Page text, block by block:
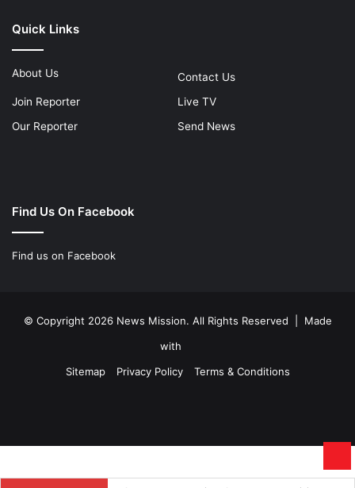
Quick Links
About Us
Contact Us
Join Reporter
Live TV
Our Reporter
Send News
Find Us On Facebook
Find us on Facebook
© Copyright 2026 News Mission. All Rights Reserved | Made
with
Sitemap
Privacy Policy Terms & Conditions